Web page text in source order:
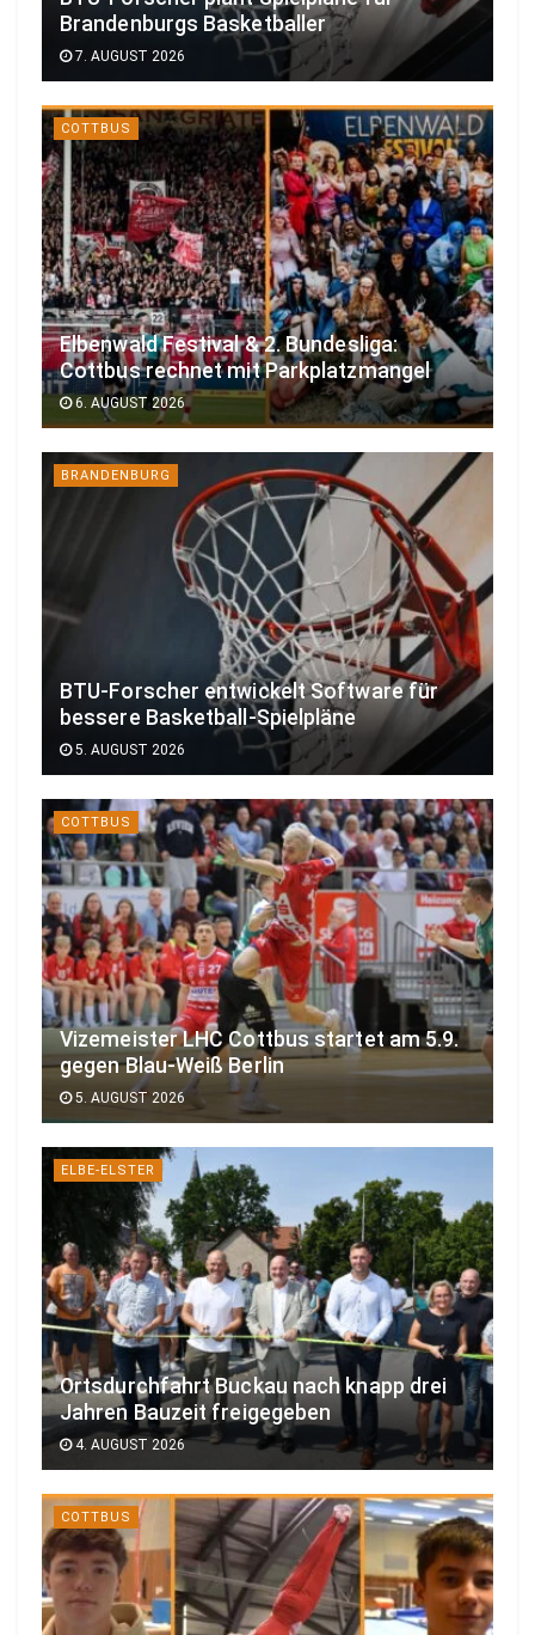
Brandenburgs Basketballer
7. AUGUST 2026
COTTBUS
Elbenwald Festival & 2. Bundesliga:
Cottbus rechnet mit Parkplatzmangel
6. AUGUST 2026
BRANDENBURG
BTU-Forscher entwickelt Software für
bessere Basketball-Spielpläne
5. AUGUST 2026
COTTBUS
Vizemeister LHC Cottbus startet am 5.9.
gegen Blau-Weiß Berlin
5. AUGUST 2026
ELBE-ELSTER
Ortsdurchfahrt Buckau nach knapp drei
Jahren Bauzeit freigegeben
4. AUGUST 2026
COTTBUS